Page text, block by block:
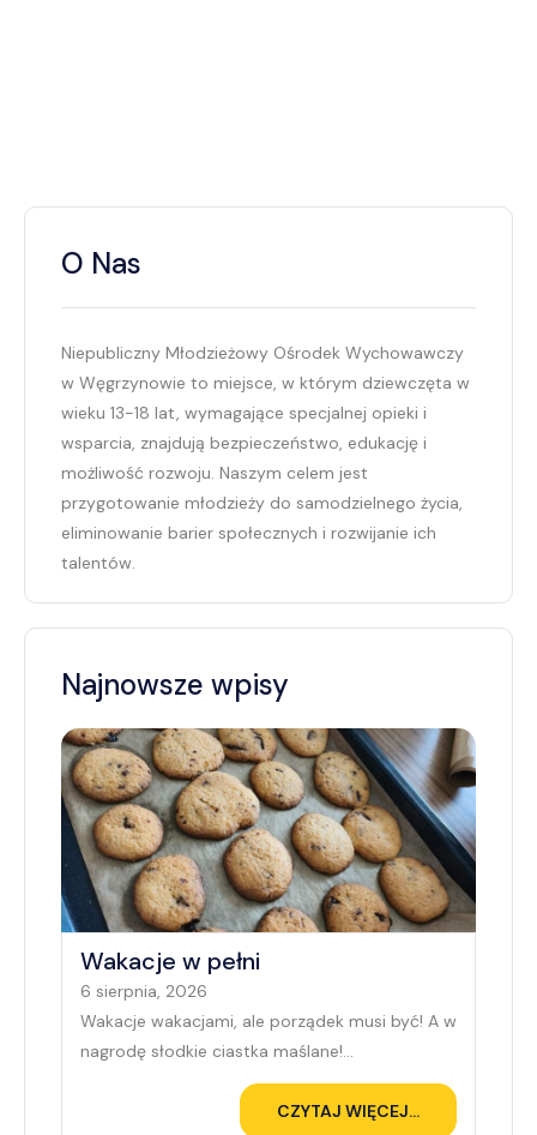
O Nas
Niepubliczny Młodzieżowy Ośrodek Wychowawczy
w Węgrzynowie to miejsce, w którym dziewczęta w
wieku 13-18 lat, wymagające specjalnej opieki i
wsparcia, znajdują bezpieczeństwo, edukację i
możliwość rozwoju. Naszym celem jest
przygotowanie młodzieży do samodzielnego życia,
eliminowanie barier społecznych i rozwijanie ich
talentów.
Najnowsze wpisy
Wakacje w pełni
6 sierpnia, 2026
Wakacje wakacjami, ale porządek musi być! A w
nagrodę słodkie ciastka maślane!
#tworczaresocjalizacja
CZYTAJ WIĘCEJ...